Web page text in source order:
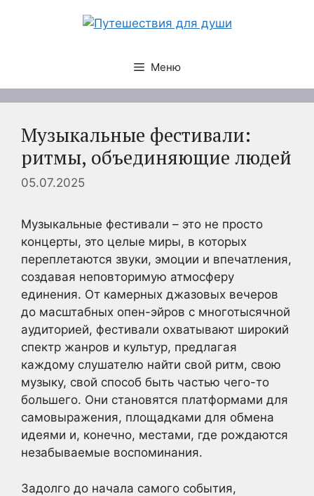
Меню
Музыкальные фестивали:
ритмы, объединяющие людей
05.07.2025
Музыкальные фестивали – это не просто
концерты, это целые миры, в которых
переплетаются звуки, эмоции и впечатления,
создавая неповторимую атмосферу
единения. От камерных джазовых вечеров
до масштабных опен-эйров с многотысячной
аудиторией, фестивали охватывают широкий
спектр жанров и культур, предлагая
каждому слушателю найти свой ритм, свою
музыку, свой способ быть частью чего-то
большего. Они становятся платформами для
самовыражения, площадками для обмена
идеями и, конечно, местами, где рождаются
незабываемые воспоминания.
Задолго до начала самого события,